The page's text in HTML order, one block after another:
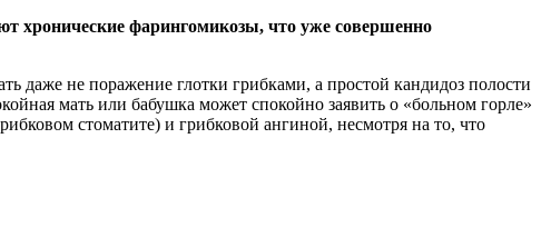
хронические фарингомикозы, что уже совершенно
даже не поражение глотки грибками, а простой кандидоз полости
мать или бабушка может спокойно заявить о «больном горле»
стоматите) и грибковой ангиной, несмотря на то, что